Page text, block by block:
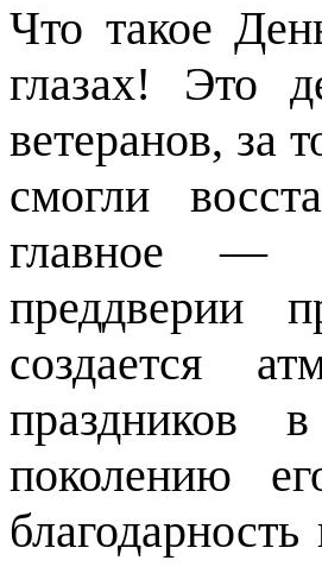
Что такое
глазах! Это
ветеранов, за
смогли
главное —
преддверии
создается
праздников
поколению